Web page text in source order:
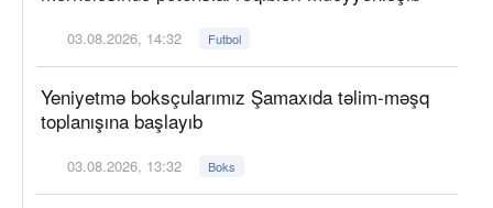
03.08.2026, 14:32 Futbol
Yeniyetmə boksçularımız Şamaxıda təlim-məşq
toplanışına başlayıb
03.08.2026, 13:32 Boks